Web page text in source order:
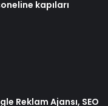
kapıları
Reklam Ajansı, SEO